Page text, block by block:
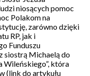
niosących pomoc
Polakom na
zarówno dzięki
RP, jak i
Funduszu
siostrą Michaelą do
Wileńskiego”, która
(link do artykułu